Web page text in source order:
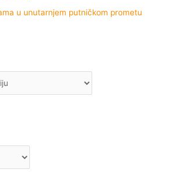
u unutarnjem putničkom prometu